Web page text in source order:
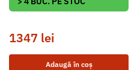
1347 lei
Adaugă în coș